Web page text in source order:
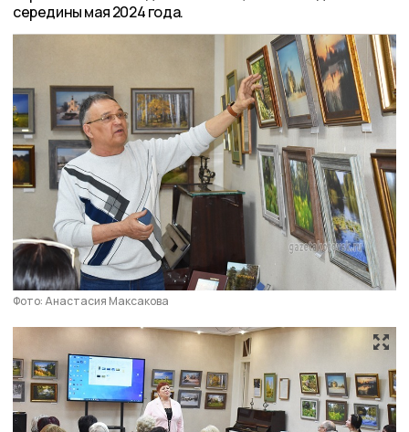
середины мая 2024 года.
Фото: Анастасия Максакова